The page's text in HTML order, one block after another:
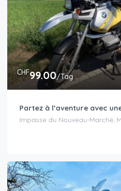
CHF99.00/Tag
Partez à l’aventure avec
Impasse du Nouveau-Marché,